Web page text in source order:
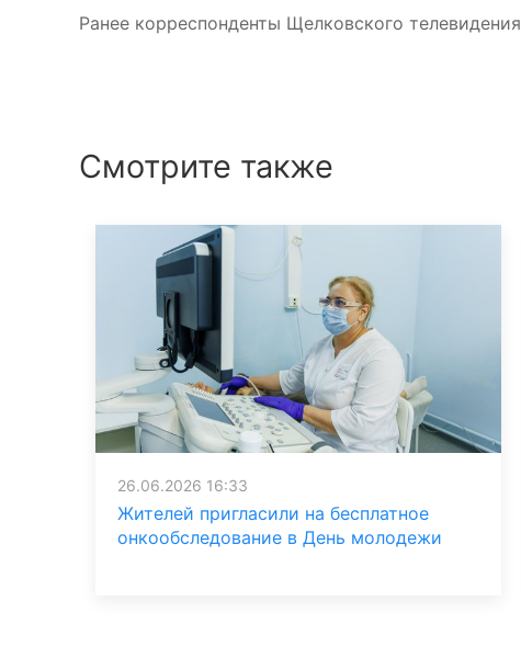
Ранее корреспонденты Щелковского телевидения
Смотрите также
26.06.2026 16:33
Жителей пригласили на бесплатное
онкообследование в День молодежи